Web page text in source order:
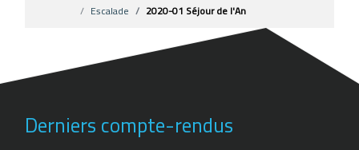
Escalade
2020-01 Séjour de l'An
Derniers compte-rendus